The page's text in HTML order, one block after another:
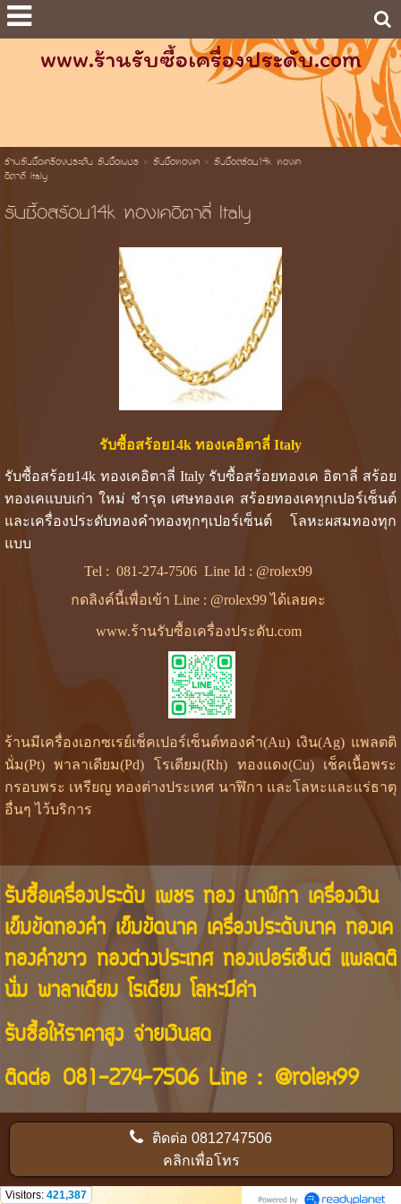
www.ร้านรับซื้อเครื่องประดับ.com
ร้านรับซื้อเครื่องประดับ รับซื้อเพชร> รับซื้อทองเค> รับซื้อสร้อย14k ทองเค
อิตาลี่ Italy
รับซื้อสร้อย14k ทองเคอิตาลี่ Italy
รับซื้อสร้อย14k ทองเคอิตาลี่ Italy
รับซื้อสร้อย14k ทองเคอิตาลี่ Italy รับซื้อสร้อยทองเค อิตาลี่ สร้อย
ทองเคแบบเก่า ใหม่ ชำรุด เศษทองเค สร้อยทองเคทุกเปอร์เซ็นต์
และเครื่องประดับทองคำทองทุกๆเปอร์เซ็นต์ โลหะผสมทองทุก
แบบ
Tel :081-274-7506 Line Id : @rolex99
กดลิงค์นี้เพื่อเข้า Line : @rolex99 ได้เลยคะ
www.ร้านรับซื้อเครื่องประดับ.com
ร้านมีเครื่องเอกซเรย์เช็คเปอร์เซ็นต์ทองคำ(Au) เงิน(Ag) แพลตติ
นั่ม(Pt) พาลาเดียม(Pd) โรเดียม(Rh) ทองแดง(Cu) เช็คเนื้อพระ
กรอบพระ เหรียญ ทองต่างประเทศ นาฬิกา และโลหะและแร่ธาตุ
อื่นๆ ไว้บริการ
รับซื้อเครื่องประดับ เพชร ทอง นาฬิกา เครื่องเงิน
เข็มขัดทองคำ เข็มขัดนาค เครื่องประดับนาค ทองเค
ทองคำขาว ทองต่างประเทศ ทองเปอร์เซ็นต์ แพลตติ
นั่ม พาลาเดียม โรเดียม โลหะมีค่า
รับซื้อให้ราคาสูง จ่ายเงินสด
ติดต่อ 081-274-7506Line : @rolex99
ติดต่อ0812747506
คลิกเพื่อโทร
Visitors: 421,387